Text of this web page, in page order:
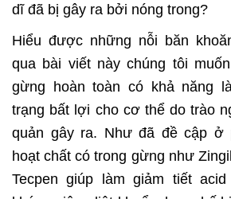
dĩ đã bị gây ra bởi nóng trong?
Hiểu được những nỗi băn
qua bài viết này chúng tôi
gừng hoàn toàn có khả năng
trạng bất lợi cho cơ thể do trào
quản gây ra. Như đã đề cập ở
hoạt chất có trong gừng như
Tecpen giúp làm giảm tiết